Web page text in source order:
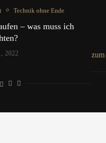
Technik ohne Ende
– was muss ich
2022